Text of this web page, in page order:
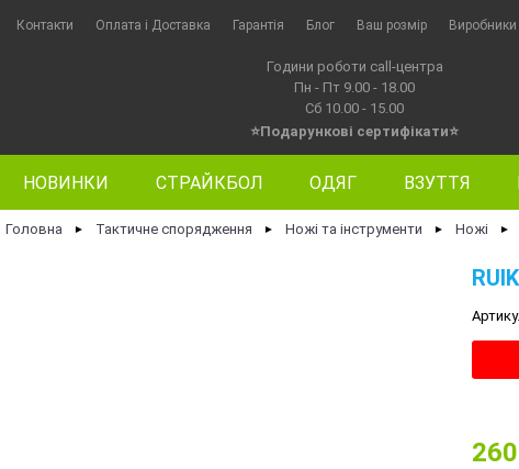
Контакти Оплата i Доставка Гарантія Блог Ваш розмір Виробники
Години роботи call-центра
Пн - Пт 9.00 - 18.00
Сб 10.00 - 15.00
⭐Подарункові сертифікати⭐
НОВИНКИ СТРАЙКБОЛ ОДЯГ ВЗУТТЯ
Головна ► Тактичне спорядження ► Ножі та інструменти ► Ножі ►